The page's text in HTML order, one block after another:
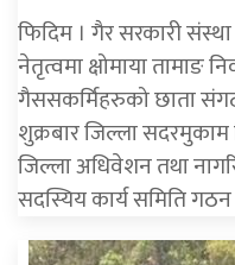
फिदिम । गैर सरकारी
नेतृत्वमा क्षोमाया तामाङ
गैससकर्मिहरुको छाता
शुक्रबार जिल्ला
जिल्ला अधिवेशन तथा
सदस्यिय कार्य समिति